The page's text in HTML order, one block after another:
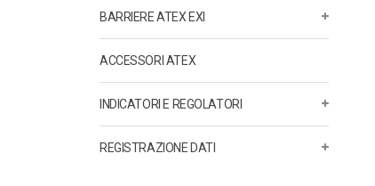
BARRIERE ATEX EXI
ACCESSORI ATEX
INDICATORI E REGOLATORI
REGISTRAZIONE DATI